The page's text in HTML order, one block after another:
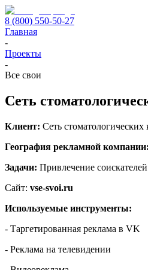
8 (800) 550-50-27
Главная
-
Проекты
-
Все свои
Сеть
Клиент: Сеть
География рекламной компании:
Задачи: Привлечение
Сайт: vse-svoi.ru
Используемые инструменты:
- Таргетированная реклама в VK
- Реклама на телевидении